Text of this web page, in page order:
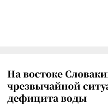
На востоке
чрезвычайной
дефицита воды